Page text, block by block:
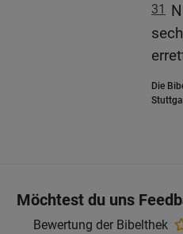
31
Die
Möchtest du uns
Bewertung der Bibelthek